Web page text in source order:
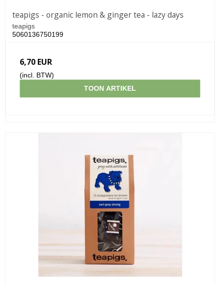
teapigs - organic lemon & ginger tea - lazy days
teapigs
5060136750199
6,70 EUR
(incl. BTW)
TOON ARTIKEL